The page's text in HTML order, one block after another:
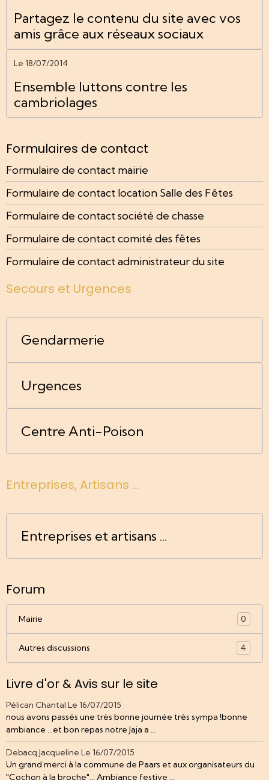
Partagez le contenu du site avec vos
amis grâce aux réseaux sociaux
Le 18/07/2014
Ensemble luttons contre les
cambriolages
Formulaires de contact
Formulaire de contact mairie
Formulaire de contact location Salle des Fêtes
Formulaire de contact société de chasse
Formulaire de contact comité des fêtes
Formulaire de contact administrateur du site
Secours et Urgences
Gendarmerie
Urgences
Centre Anti-Poison
Entreprises, Artisans ...
Entreprises et artisans ...
Forum
Mairie 0
Autres discussions 4
Livre d'or & Avis sur le site
Pélican Chantal Le 16/07/2015
nous avons passés une très bonne journée très sympa !bonne
ambiance ...et bon repas notre Jaja a ...
Debacq Jacqueline Le 16/07/2015
Un grand merci à la commune de Paars et aux organisateurs du
"Cochon à la broche"... Ambiance festive ...